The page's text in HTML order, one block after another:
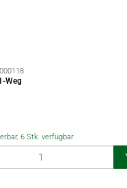
Weg
6 Stk. verfügbar